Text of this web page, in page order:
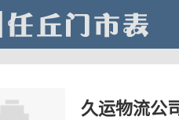
久运物流公